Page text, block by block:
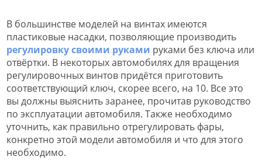
В большинстве моделей на винтах имеются
пластиковые насадки, позволяющие производить
регулировку своими руками руками без ключа или
отвёртки. В некоторых автомобилях для вращения
регулировочных винтов придётся приготовить
соответствующий ключ, скорее всего, на 10. Все это
вы должны выяснить заранее, прочитав руководство
по эксплуатации автомобиля. Также необходимо
уточнить, как правильно отрегулировать фары,
конкретно этой модели автомобиля и что для этого
необходимо.